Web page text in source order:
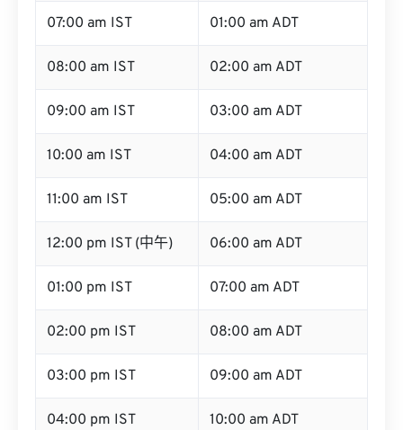
07:00 am IST 01:00 am ADT
08:00 am IST 02:00 am ADT
09:00 am IST 03:00 am ADT
10:00 am IST 04:00 am ADT
11:00 am IST 05:00 am ADT
12:00 pm IST (中午) 06:00 am ADT
01:00 pm IST 07:00 am ADT
02:00 pm IST 08:00 am ADT
03:00 pm IST 09:00 am ADT
04:00 pm IST 10:00 am ADT